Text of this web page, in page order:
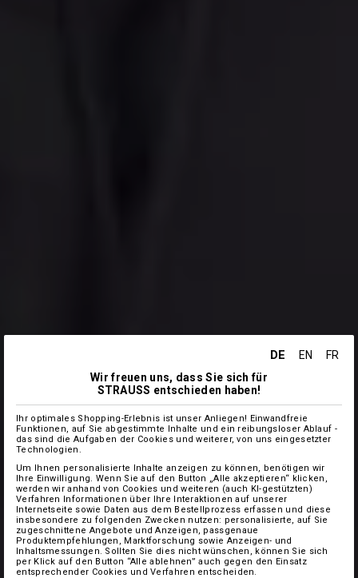
DE EN
FR
Wir freuen uns, dass Sie sich für
STRAUSS entschieden haben!
Ihr optimales Shopping-Erlebnis ist unser Anliegen! Einwandfreie
Funktionen, auf Sie abgestimmte Inhalte und ein reibungsloser Ablauf -
das sind die Aufgaben der Cookies und weiterer, von uns eingesetzter
Technologien.
Um Ihnen personalisierte Inhalte anzeigen zu können, benötigen wir
Ihre Einwilligung. Wenn Sie auf den Button „Alle akzeptieren“ klicken,
werden wir anhand von Cookies und weiteren (auch KI-gestützten)
Verfahren Informationen über Ihre Interaktionen auf unserer
Internetseite sowie Daten aus dem Bestellprozess erfassen und diese
insbesondere zu folgenden Zwecken nutzen: personalisierte, auf Sie
zugeschnittene Angebote und Anzeigen, passgenaue
Produktempfehlungen, Marktforschung sowie Anzeigen- und
Inhaltsmessungen. Sollten Sie dies nicht wünschen, können Sie sich
per Klick auf den Button “Alle ablehnen” auch gegen den Einsatz
entsprechender Cookies und Verfahren entscheiden.